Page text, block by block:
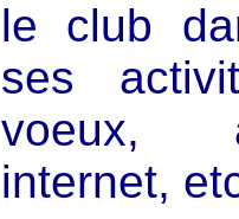
le club
ses
voeux,
internet,